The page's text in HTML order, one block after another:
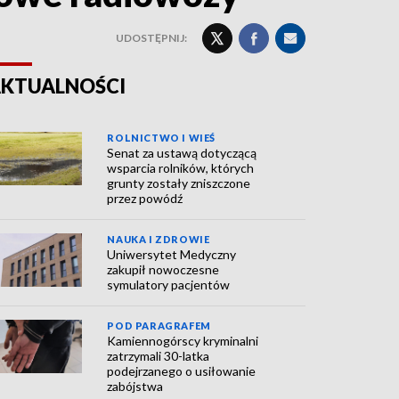
UDOSTĘPNIJ:
ROLNICTWO I WIEŚ
Senat za ustawą dotyczącą
wsparcia rolników, których
grunty zostały zniszczone
przez powódź
NAUKA I ZDROWIE
Uniwersytet Medyczny
zakupił nowoczesne
symulatory pacjentów
POD PARAGRAFEM
Kamiennogórscy kryminalni
zatrzymali 30-latka
podejrzanego o usiłowanie
zabójstwa